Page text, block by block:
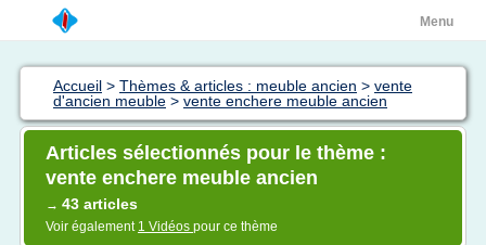
Menu
Accueil > Thèmes & articles : meuble ancien > vente
d'ancien meuble > vente enchere meuble ancien
Articles sélectionnés pour le thème :
vente enchere meuble ancien
→ 43 articles
Voir également 1 Vidéos pour ce thème